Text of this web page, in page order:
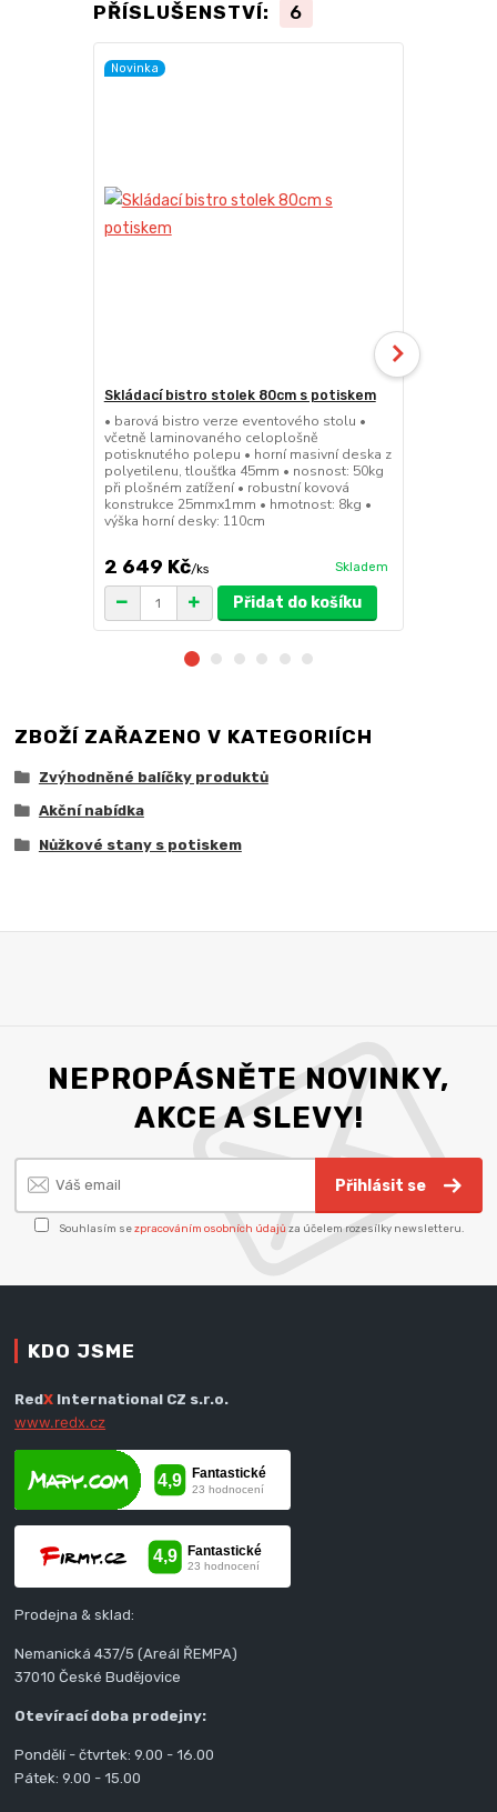
PŘÍSLUŠENSTVÍ:
6
Novinka
Skládací bistro stolek 80cm s potiskem
• barová bistro verze eventového stolu •
včetně laminovaného celoplošně
potisknutého polepu • horní masivní deska z
polyetilenu, tloušťka 45mm • nosnost: 50kg
při plošném zatížení • robustní kovová
konstrukce 25mmx1mm • hmotnost: 8kg •
výška horní desky: 110cm
2 649 Kč/ks Skladem
Přidat do košíku
ZBOŽÍ ZAŘAZENO V KATEGORIÍCH
Zvýhodněné balíčky produktů
Akční nabídka
Nůžkové stany s potiskem
NEPROPÁSNĚTE NOVINKY,
AKCE A SLEVY!
Přihlásit se
Souhlasím sezpracováním osobních údajů za účelem rozesílky newsletteru.
KDO JSME
RedX International CZ s.r.o.
www.redx.cz
Prodejna & sklad:
Nemanická 437/5 (Areál ŘEMPA)
37010 České Budějovice
Otevírací doba prodejny:
Pondělí - čtvrtek: 9.00 - 16.00
Pátek: 9.00 - 15.00